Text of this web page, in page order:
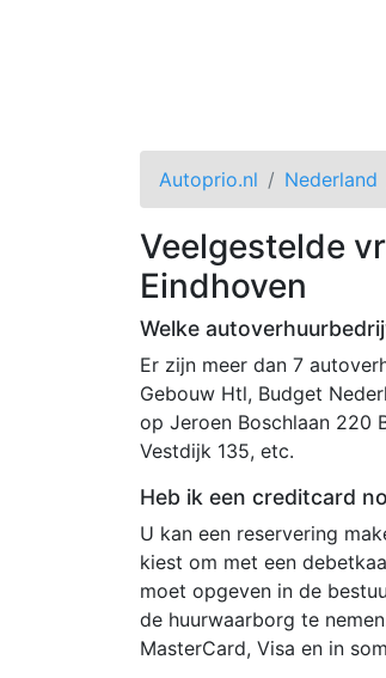
Autoprio.nl Nederland
Veelgestelde
Eindhoven
Welke
Er zijn meer dan 7
Gebouw Htl, Budget
op Jeroen Boschlaan 220
Vestdijk 135, etc.
Heb ik een creditcard
U kan een reservering
kiest om met een
moet opgeven in de
de huurwaarborg te
MasterCard, Visa en in